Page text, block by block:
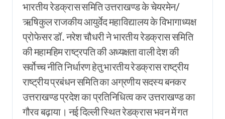
भारतीय रेडक्रास समिति उत्तराखण्ड के चेयरमेन/
ऋषिकुल राजकीय आयुर्वेद महाविद्यालय के विभागाध्यक्ष
प्रोफेसर डॉ. नरेश चौधरी ने भारतीय रेडक्रास समिति
की महामहिम राष्ट्रपति की अध्यक्षता वाली देश की
सर्वोच्च नीति निर्धारण हेतु भारतीय रेडक्रास राष्ट्रीय
राष्ट्रीय प्रबंधन समिति का अग्रणीय सदस्य बनकर
उत्तराखण्ड प्रदेश का प्रतिनिधित्व कर उत्तराखण्ड का
गौरव बढ़ाया। नई दिल्ली स्थित रेडक्रास भवन में गत